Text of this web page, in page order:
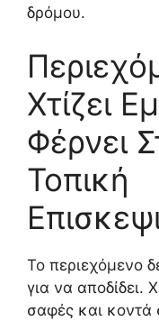
δρόμου.
Χτίζει
Φέρνει
Τοπική
Το περιεχόμενο
για να αποδίδει.
σαφές και κοντά